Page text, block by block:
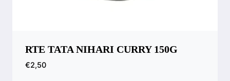
RTE TATA NIHARI CURRY 150G
€2,50